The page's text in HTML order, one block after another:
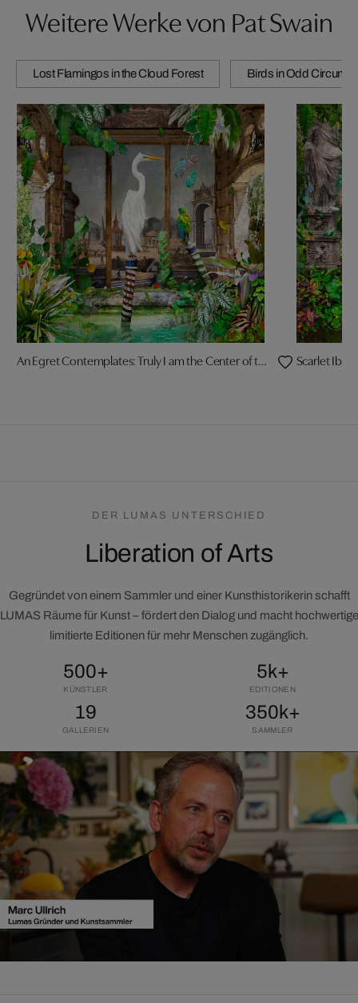
Weitere Werke von Pat Swain
Lost Flamingos in the Cloud Forest Birds in Odd
An Egret Contemplates: Truly I am the Center of the World Scarlet Ibis
DER LUMAS UNTERSCHIED
Liberation of Arts
Gegründet von einem Sammler und einer Kunsthistorikerin schafft
LUMAS Räume für Kunst – fördert den Dialog und macht hochwertige
limitierte Editionen für mehr Menschen zugänglich.
500+
KÜNSTLER
5k+
EDITIONEN
19
GALLERIEN
350k+
SAMMLER